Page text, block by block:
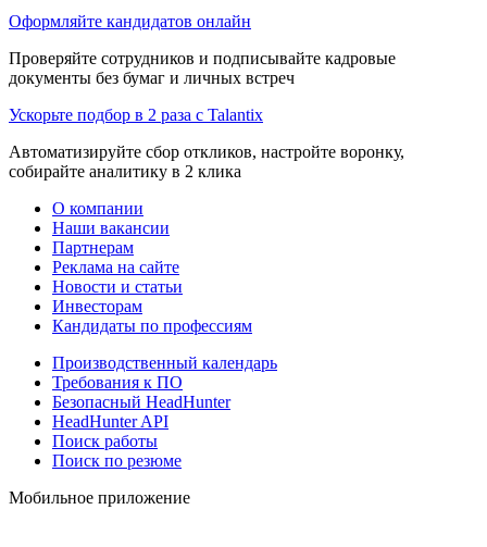
Оформляйте кандидатов онлайн
Проверяйте сотрудников и подписывайте кадровые
документы без бумаг и личных встреч
Ускорьте подбор в 2 раза с Talantix
Автоматизируйте сбор откликов, настройте воронку,
собирайте аналитику в 2 клика
О компании
Наши вакансии
Партнерам
Реклама на сайте
Новости и статьи
Инвесторам
Кандидаты по профессиям
Производственный календарь
Требования к ПО
Безопасный HeadHunter
HeadHunter API
Поиск работы
Поиск по резюме
Мобильное приложение